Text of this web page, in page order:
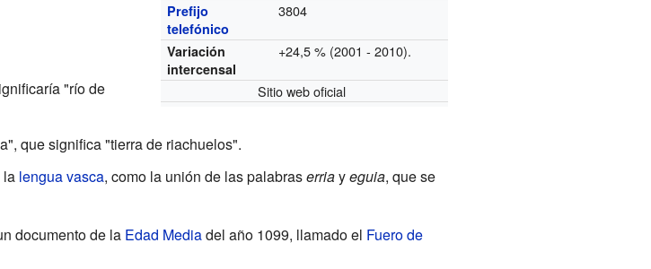
Prefijo
telefónico
3804
Variación
intercensal
+24,5 % (2001 - 2010).
Sitio web oficial
"río de
que significa "tierra de riachuelos".
la lengua vasca, como la unión de las palabraserriayeguia, que se
documento de la Edad Mediadel año 1099, llamado el Fuero de